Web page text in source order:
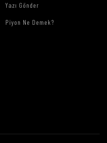
Yazı Gönder
Piyon Ne Demek?